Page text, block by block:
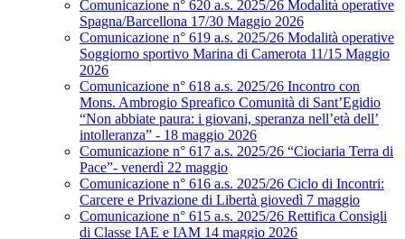
Comunicazione n° 620 a.s. 2025/26 Modalità operative
Spagna/Barcellona 17/30 Maggio 2026
Comunicazione n° 619 a.s. 2025/26 Modalità operative
Soggiorno sportivo Marina di Camerota 11/15 Maggio
2026
Comunicazione n° 618 a.s. 2025/26 Incontro con
Mons. Ambrogio Spreafico Comunità di Sant’Egidio
“Non abbiate paura: i giovani, speranza nell’età dell’
intolleranza” - 18 maggio 2026
Comunicazione n° 617 a.s. 2025/26 “Ciociaria Terra di
Pace”- venerdì 22 maggio
Comunicazione n° 616 a.s. 2025/26 Ciclo di Incontri:
Carcere e Privazione di Libertà giovedì 7 maggio
Comunicazione n° 615 a.s. 2025/26 Rettifica Consigli
di Classe IAE e IAM 14 maggio 2026